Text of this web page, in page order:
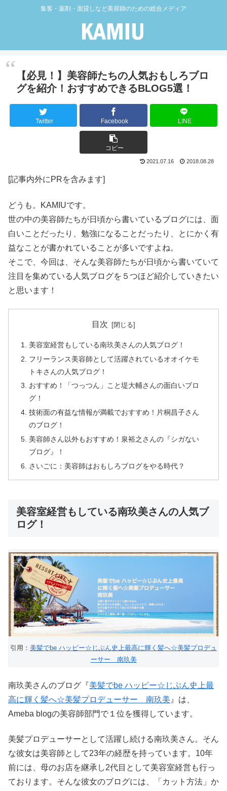
集客・薬剤・面貸しなど美容師のための総合メディア
【必見！】美容師たちの人気おもしろブロ
グを紹介！おすすめできるBLOG5選！
Twitter Facebook LINE
コピー
2021.07.16 2018.08.28
[記事内外にPRを含みます]
どうも。KAMIUです。
世の中の美容師たちが日頃から書いているブログには、面
白いことだったり、勉強になることだったり、とにかく有
益なことが書かれていることが多いですよね。
そこで、今回は、そんな美容師たちが日頃から書いていて
注目を集めている人気ブログを５つほど紹介していきたい
と思います！
目次
美容室経営もしている南玖美さんの人気ブログ！
フリーランス美容師として活躍されているオオイケモ
トキさんの人気ブログ！
おすすめ！「つっつん」こと堤大輔さんの面白いブロ
グ！
技術面の有益な情報が満載でおすすめ！片桐昌子さん
のブログ！
美容師さん以外もおすすめ！泉裕之さんの『シガない
ブログ』！
さいごに：美容師はおもしろブログをやる時代？
美容室経営もしている南玖美さんの人気ブ
ログ！
引用： 美髪でbe ハッピー☆じぶん史上最高に輝く髪へ☆美髪プロデュ
ーサー 南玖美
南玖美さんのブログ『美髪でbe ハッピー☆じぶん史上最
高に輝く髪へ☆美髪プロデューサー 南玖美 』は、
Ameba blogの美容師部門で１位を獲得しています。
美髪プロデューサーとして活躍し続ける南玖美さん。そん
な彼女は美容師として23年の経歴を持っています。10年
前には、母のお店を継承し2代目として美容室経営も行っ
ております。そんな彼女のブログには、「カット方法」か